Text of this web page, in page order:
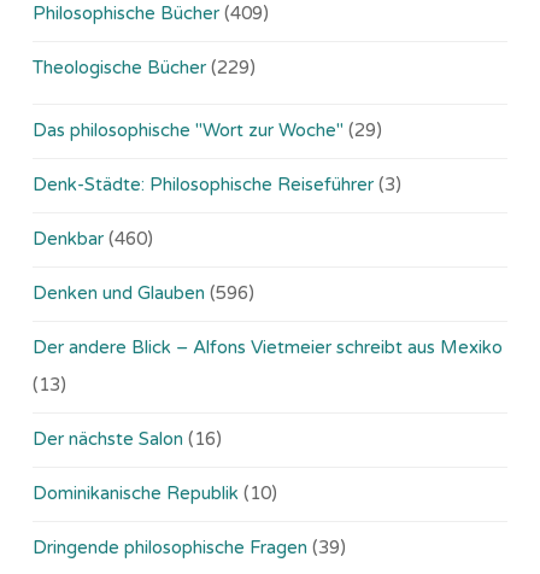
Philosophische Bücher (409)
Theologische Bücher (229)
Das philosophische "Wort zur Woche" (29)
Denk-Städte: Philosophische Reiseführer (3)
Denkbar (460)
Denken und Glauben (596)
Der andere Blick – Alfons Vietmeier schreibt aus Mexiko
(13)
Der nächste Salon (16)
Dominikanische Republik (10)
Dringende philosophische Fragen (39)